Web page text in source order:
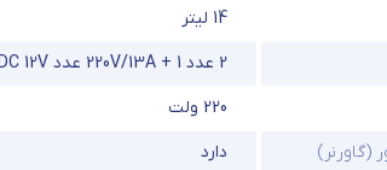
14 لیتر
2 عدد 220V/13A + 1 عدد 220V/16A + DC 12V + قابلیت موازی سازی
220 ولت
(گاورنر)
دارد